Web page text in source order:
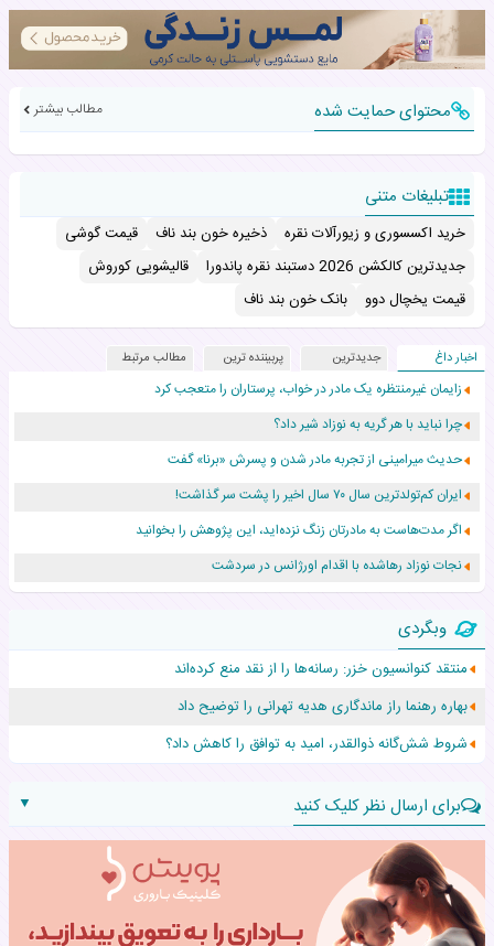
محتوای حمایت شده مطالب بیشتر
تبلیغات متنی
خرید اکسسوری و زیورآلات نقره ذخیره خون بند ناف
قیمت گوشی
جدیدترین کالکشن 2026 دستبند نقره پاندورا
قالیشویی کوروش
قیمت یخچال دوو
بانک خون بند ناف
اخبار داغ جدیدترین پربیننده ترین مطالب مرتبط
زایمان غیرمنتظره یک مادر در خواب، پرستاران را متعجب کرد
چرا نباید با هر گریه به نوزاد شیر داد؟
حدیث میرامینی از تجربه مادر شدن و پسرش «برنا» گفت
ایران کم‌تولدترین سال ۷۰ سال اخیر را پشت سر گذاشت!
اگر مدت‌هاست به مادرتان زنگ نزده‌اید، این پژوهش را بخوانید
نجات نوزاد رهاشده با اقدام اورژانس در سردشت
۵۵۹ نوزاد در پرو با نام «هالند» به دنیا آمدند!
زن ۲۴ ساله پس از درمان سرطان رحم، مادر شد
افزایش قد این دختر، چند میلیون دلار برای پدرش خرج داشته
حرکت غیرقانونی یک پرستار، جان دوقلوها را نجات داد!
وبگردی
منتقد کنوانسیون خزر: رسانه‌ها را از نقد منع کرده‌اند
بهاره رهنما راز ماندگاری هدیه تهرانی را توضیح داد
شروط شش‌گانه ذوالقدر، امید به توافق را کاهش داد؟
برای ارسال نظر کلیک کنید
▼
نام:
نظر: